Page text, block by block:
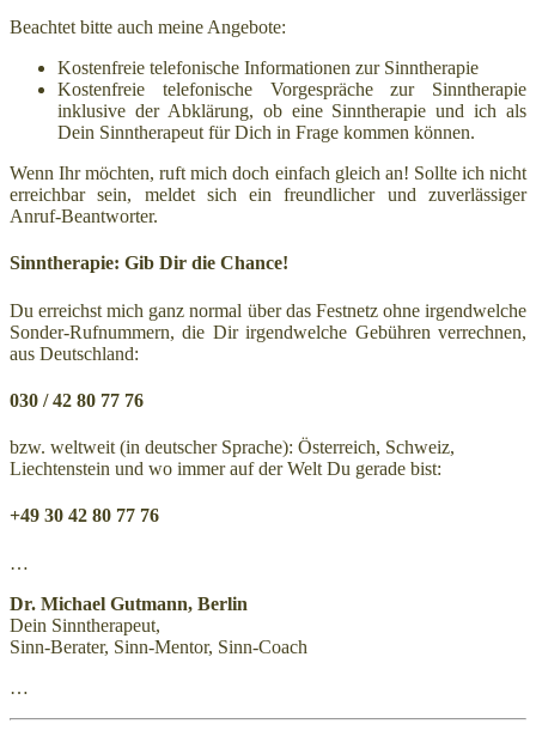
Beachtet bitte auch meine Angebote:
Kostenfreie telefonische Informationen zur Sinntherapie
Kostenfreie telefonische Vorgespräche zur Sinntherapie
inklusive der Abklärung, ob eine Sinntherapie und ich als
Dein Sinntherapeut für Dich in Frage kommen können.
Wenn Ihr möchten, ruft mich doch einfach gleich an! Sollte ich nicht
erreichbar sein, meldet sich ein freundlicher und zuverlässiger
Anruf-Beantworter.
Sinntherapie: Gib Dir die Chance!
Du erreichst mich ganz normal über das Festnetz ohne irgendwelche
Sonder-Rufnummern, die Dir irgendwelche Gebühren verrechnen,
aus Deutschland:
030 / 42 80 77 76
bzw. weltweit (in deutscher Sprache): Österreich, Schweiz,
Liechtenstein und wo immer auf der Welt Du gerade bist:
+49 30 42 80 77 76
…
Dr. Michael Gutmann, Berlin
Dein Sinntherapeut,
Sinn-Berater, Sinn-Mentor, Sinn-Coach
…